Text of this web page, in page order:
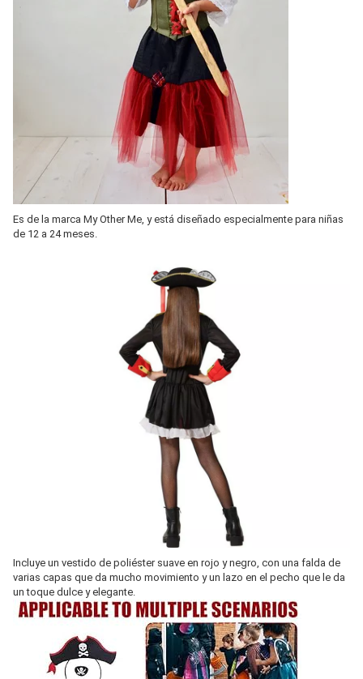
Es de la marca My Other Me, y está diseñado especialmente para niñas
de 12 a 24 meses.
Incluye un vestido de poliéster suave en rojo y negro, con una falda de
varias capas que da mucho movimiento y un lazo en el pecho que le da
un toque dulce y elegante.